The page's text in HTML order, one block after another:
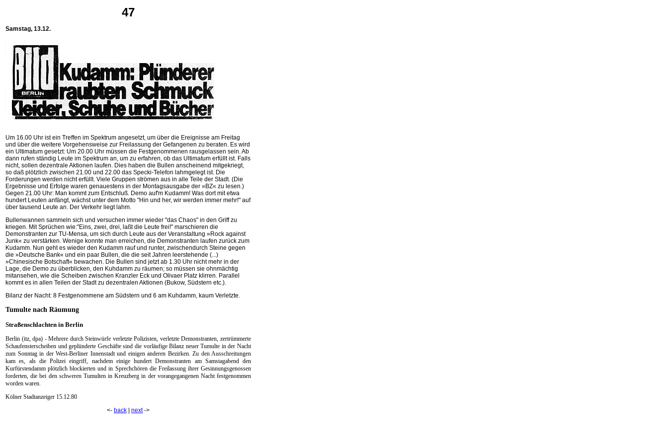
47
Samstag, 13.12.
Um 16.00 Uhr ist ein Treffen im Spektrum angesetzt, um über die Ereignisse am Freitag
und über die weitere Vorgehensweise zur Freilassung der Gefangenen zu beraten. Es wird
ein Ultimatum gesetzt: Um 20.00 Uhr müssen die Festgenommenen rausgelassen sein. Ab
dann rufen ständig Leute im Spektrum an, um zu erfahren, ob das Ultimatum erfüllt ist. Falls
nicht, sollen dezentrale Aktionen laufen. Dies haben die Bullen anscheinend mitgekriegt,
so daß plötzlich zwischen 21.00 und 22.00 das Specki-Telefon lahmgelegt ist. Die
Forderungen werden nicht erfüllt. Viele Gruppen strömen aus in alle Teile der Stadt. (Die
Ergebnisse und Erfolge waren genauestens in der Montagsausgabe der »BZ« zu lesen.)
Gegen 21.00 Uhr: Man kommt zum Entschluß. Demo auf'm Kudamm! Was dort mit etwa
hundert Leuten anfängt, wächst unter dem Motto "Hin und her, wir werden immer mehr!" auf
über tausend Leute an. Der Verkehr liegt lahm.
Bullenwannen sammeln sich und versuchen immer wieder "das Chaos" in den Griff zu
kriegen. Mit Sprüchen wie:"Eins, zwei, drei, laßt die Leute frei!" marschieren die
Demonstranten zur TU-Mensa, um sich durch Leute aus der Veranstaltung »Rock against
Junk« zu verstärken. Wenige konnte man erreichen, die Demonstranten laufen zurück zum
Kudamm. Nun geht es wieder den Kudamm rauf und runter, zwischendurch Steine gegen
die »Deutsche Bank« und ein paar Bullen, die die seit Jahren leerstehende (...)
»Chinesische Botschaft« bewachen. Die Bullen sind jetzt ab 1.30 Uhr nicht mehr in der
Lage, die Demo zu überblicken, den Kuhdamm zu räumen; so müssen sie ohnmächtig
mitansehen, wie die Scheiben zwischen Kranzler Eck und Olivaer Platz klirren. Parallel
kommt es in allen Teilen der Stadt zu dezentralen Aktionen (Bukow, Südstern etc.).
Bilanz der Nacht: 8 Festgenommene am Südstern und 6 am Kuhdamm, kaum Verletzte.
Tumulte nach Räumung
Straßenschlachten in Berlin
Berlin (itz, dpa) - Mehrere durch Steinwürfe verletzte Polizisten, verletzte Demonstranten, zertrümmerte
Schaufensterscheiben und geplünderte Geschäfte sind die vorläufige Bilanz neuer Tumulte in der Nacht
zum Sonntag in der West-Berliner Innenstadt und einigen anderen Bezirken. Zu den Ausschreitungen
kam es, als die Polizei eingriff, nachdem einige hundert Demonstranten am Samstagabend den
Kurfürstendamm plötzlich blockierten und in Sprechchören die Freilassung ihrer Gesinnungsgenossen
forderten, die bei den schweren Tumulten in Kreuzberg in der vorangegangenen Nacht festgenommen
worden waren.
Kölner Stadtanzeiger 15.12.80
<- back next->